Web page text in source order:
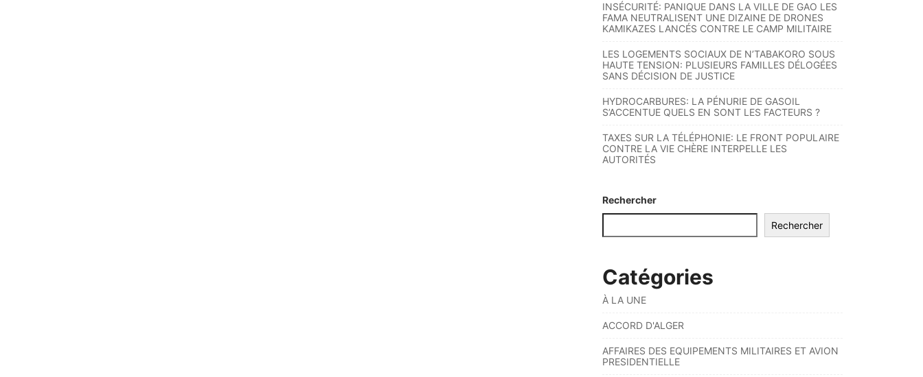
INSÉCURITÉ: PANIQUE DANS LA VILLE DE GAO LES
FAMA NEUTRALISENT UNE DIZAINE DE DRONES
KAMIKAZES LANCÉS CONTRE LE CAMP MILITAIRE
LES LOGEMENTS SOCIAUX DE N’TABAKORO SOUS
HAUTE TENSION: PLUSIEURS FAMILLES DÉLOGÉES
SANS DÉCISION DE JUSTICE
HYDROCARBURES: LA PÉNURIE DE GASOIL
S’ACCENTUE QUELS EN SONT LES FACTEURS ?
TAXES SUR LA TÉLÉPHONIE: LE FRONT POPULAIRE
CONTRE LA VIE CHÈRE INTERPELLE LES
AUTORITÉS
Rechercher
Rechercher
Catégories
À LA UNE
ACCORD D'ALGER
AFFAIRES DES EQUIPEMENTS MILITAIRES ET AVION
PRESIDENTIELLE